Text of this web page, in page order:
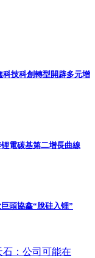
科技科創轉型開辟多元增
電碳基第二增長曲線
頭協鑫“脫硅入锂”
石：公司可能在